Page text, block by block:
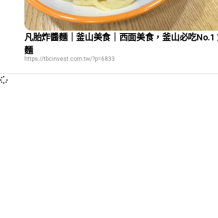
凡胎炸醬麵｜釜山美食｜西面美食，釜山必吃No.1
麵
https://tbcinvest.com.tw/?p=6833